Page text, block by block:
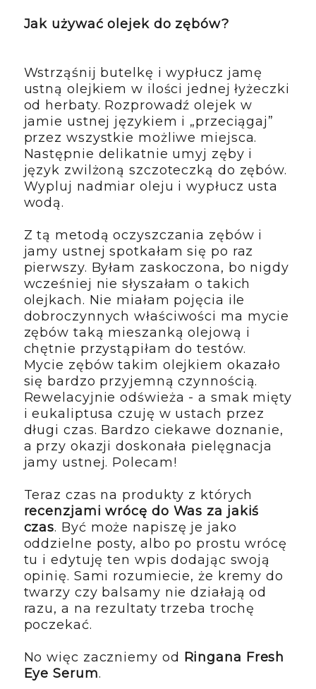
Jak używać olejek do zębów?
Wstrząśnij butelkę i wypłucz jamę
ustną olejkiem w ilości jednej łyżeczki
od herbaty. Rozprowadź olejek w
jamie ustnej językiem i „przeciągaj”
przez wszystkie możliwe miejsca.
Następnie delikatnie umyj zęby i
język zwilżoną szczoteczką do zębów.
Wypluj nadmiar oleju i wypłucz usta
wodą.
Z tą metodą oczyszczania zębów i
jamy ustnej spotkałam się po raz
pierwszy. Byłam zaskoczona, bo nigdy
wcześniej nie słyszałam o takich
olejkach. Nie miałam pojęcia ile
dobroczynnych właściwości ma mycie
zębów taką mieszanką olejową i
chętnie przystąpiłam do testów.
Mycie zębów takim olejkiem okazało
się bardzo przyjemną czynnością.
Rewelacyjnie odświeża - a smak mięty
i eukaliptusa czuję w ustach przez
długi czas. Bardzo ciekawe doznanie,
a przy okazji doskonała pielęgnacja
jamy ustnej. Polecam!
Teraz czas na produkty z których
recenzjami wrócę do Was za jakiś
czas. Być może napiszę je jako
oddzielne posty, albo po prostu wrócę
tu i edytuję ten wpis dodając swoją
opinię. Sami rozumiecie, że kremy do
twarzy czy balsamy nie działają od
razu, a na rezultaty trzeba trochę
poczekać.
No więc zaczniemy od Ringana Fresh
Eye Serum.